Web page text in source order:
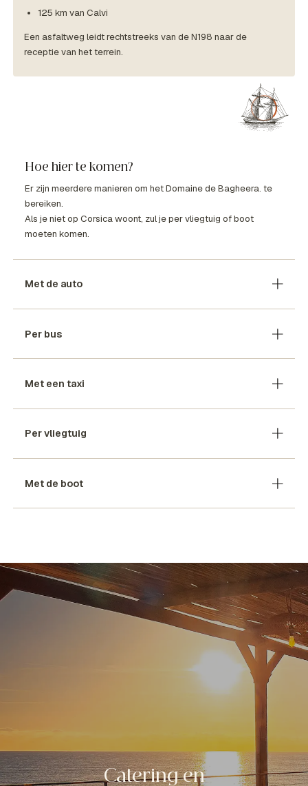
125 km van Calvi
Een asfaltweg leidt rechtstreeks van de N198 naar de
receptie van het terrein.
Hoe hier te komen?
Er zijn meerdere manieren om het Domaine de Bagheera. te
bereiken.
Als je niet op Corsica woont, zul je per vliegtuig of boot
moeten komen.
Met de auto
Per bus
Met een taxi
Per vliegtuig
Met de boot
Catering en